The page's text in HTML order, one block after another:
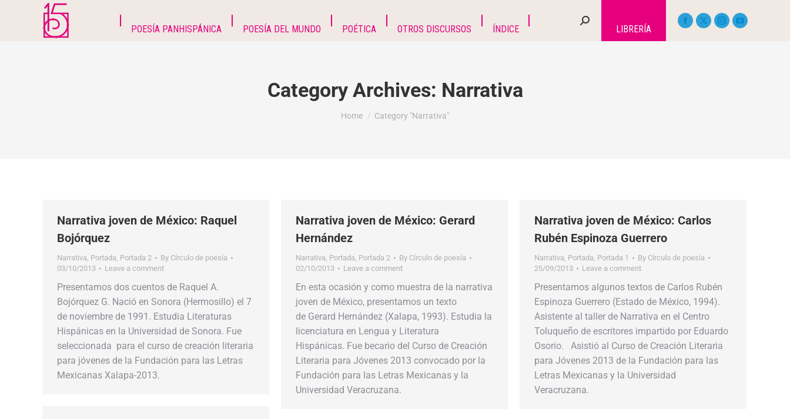
POESÍA PANHISPÁNICA POESÍA DEL MUNDO POÉTICA OTROS DISCURSOS ÍNDICE LIBRERÍA
Category Archives: Narrativa
You are here:
Home Category "Narrativa"
Narrativa joven de México: Raquel
Bojórquez
Narrativa, Portada, Portada 2 By Círculo de poesía
03/10/2013
Leave a comment
Presentamos dos cuentos de Raquel A.
Bojórquez G. Nació en Sonora (Hermosillo) el 7
de noviembre de 1991. Estudia Literaturas
Hispánicas en la Universidad de Sonora. Fue
seleccionada para el curso de creación literaria
para jóvenes de la Fundación para las Letras
Mexicanas Xalapa-2013.
Narrativa joven de México: Gerard
Hernández
Narrativa, Portada, Portada 2 By Círculo de poesía
02/10/2013
Leave a comment
En esta ocasión y como muestra de la narrativa
joven de México, presentamos un texto
de Gerard Hernández (Xalapa, 1993). Estudia la
licenciatura en Lengua y Literatura
Hispánicas. Fue becario del Curso de Creación
Literaria para Jóvenes 2013 convocado por la
Fundación para las Letras Mexicanas y la
Universidad Veracruzana.
Narrativa joven de México: Carlos
Rubén Espinoza Guerrero
Narrativa, Portada, Portada 1 By Círculo de poesía
25/09/2013
Leave a comment
Presentamos algunos textos de Carlos Rubén
Espinoza Guerrero (Estado de México, 1994).
Asistente al taller de Narrativa en el Centro
Toluqueño de escritores impartido por Eduardo
Osorio. Asistió al Curso de Creación Literaria
para Jóvenes 2013 de la Fundación para las
Letras Mexicanas y la Universidad
Veracruzana.